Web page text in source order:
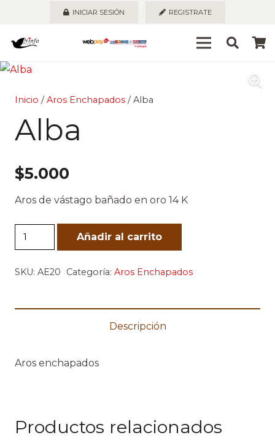
INICIAR SESIÓN REGISTRATE
Inicio /Aros Enchapados / Alba
Alba
$5.000
Aros de vástago bañado en oro 14 K
Alba
cantidad
Añadir al carrito
SKU: AE20 Categoría: Aros Enchapados
Descripción
Aros enchapados
Productos relacionados